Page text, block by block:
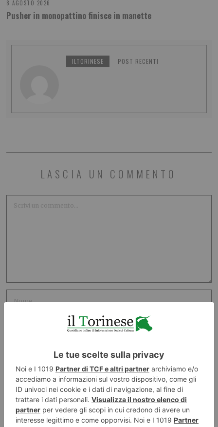
8 AGOSTO 2026
Pusher in monopattino finisce in manette
ILTORINESE POST RECENTI
LASCIA UN COMMENTO